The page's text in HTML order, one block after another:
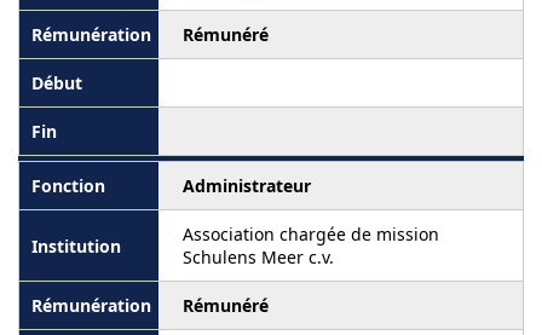
Rémunéré
Administrateur
Association chargée de mission
Schulens Meer c.v.
Rémunéré